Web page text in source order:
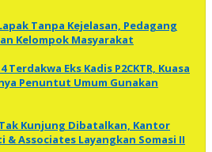
Tanpa Kejelasan, Pedagang
Kelompok Masyarakat
Terdakwa Eks Kadis P2CKTR, Kuasa
Penuntut Umum Gunakan
Kunjung Dibatalkan, Kantor
& Associates Layangkan Somasi II